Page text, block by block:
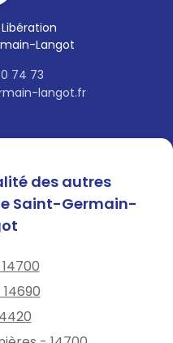
Langot
74 73
langot.fr
des autres
Saint-Germain-